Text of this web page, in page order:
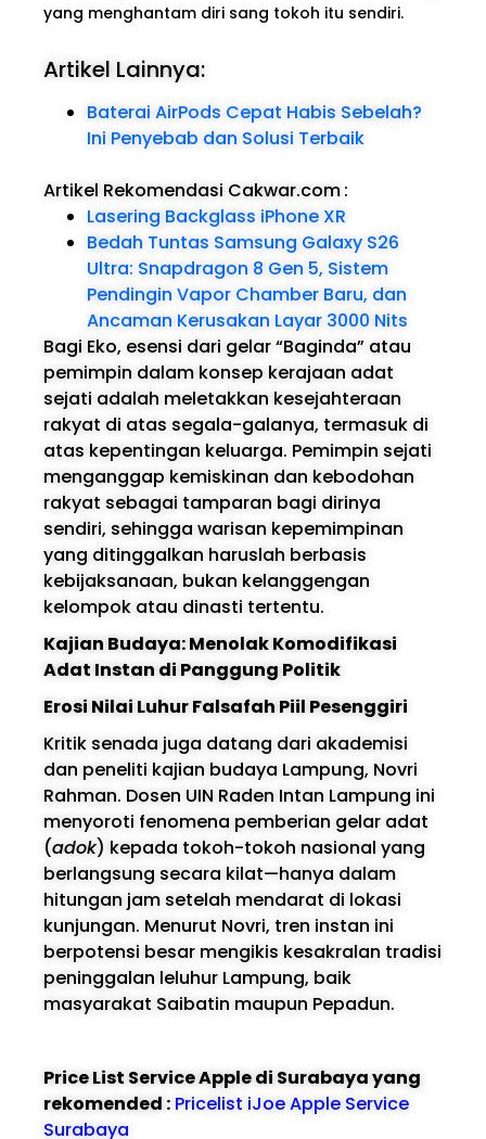
yang menghantam diri sang tokoh itu sendiri.
Artikel Lainnya:
Baterai AirPods Cepat Habis Sebelah?
Ini Penyebab dan Solusi Terbaik
Artikel Rekomendasi Cakwar.com:
Lasering Backglass iPhone XR
Bedah Tuntas Samsung Galaxy S26
Ultra: Snapdragon 8 Gen 5, Sistem
Pendingin Vapor Chamber Baru, dan
Ancaman Kerusakan Layar 3000 Nits
Bagi Eko, esensi dari gelar “Baginda” atau
pemimpin dalam konsep kerajaan adat
sejati adalah meletakkan kesejahteraan
rakyat di atas segala-galanya, termasuk di
atas kepentingan keluarga. Pemimpin sejati
menganggap kemiskinan dan kebodohan
rakyat sebagai tamparan bagi dirinya
sendiri, sehingga warisan kepemimpinan
yang ditinggalkan haruslah berbasis
kebijaksanaan, bukan kelanggengan
kelompok atau dinasti tertentu.
Kajian Budaya: Menolak Komodifikasi
Adat Instan di Panggung Politik
Erosi Nilai Luhur Falsafah Piil Pesenggiri
Kritik senada juga datang dari akademisi
dan peneliti kajian budaya Lampung, Novri
Rahman. Dosen UIN Raden Intan Lampung ini
menyoroti fenomena pemberian gelar adat
(adok) kepada tokoh-tokoh nasional yang
berlangsung secara kilat—hanya dalam
hitungan jam setelah mendarat di lokasi
kunjungan. Menurut Novri, tren instan ini
berpotensi besar mengikis kesakralan tradisi
peninggalan leluhur Lampung, baik
masyarakat Saibatin maupun Pepadun.
Price List Service Apple di Surabaya yang
rekomended : Pricelist iJoe Apple Service
Surabaya